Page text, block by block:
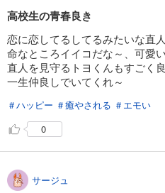
高校生の青春良き
恋に恋してるしてるみたいな直
命なところイイコだな～、可愛
直人を見守るトヨくんもすごく良
一生仲良しでいてくれ～
＃ハッピー ＃癒やされる ＃エモい
0
サージュ